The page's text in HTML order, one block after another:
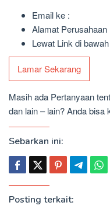
Email ke :
Alamat
Lewat Link di
Lamar Sekarang
Masih ada Pertanyaan
dan lain – lain? Anda bisa
Sebarkan ini:
Posting terkait: